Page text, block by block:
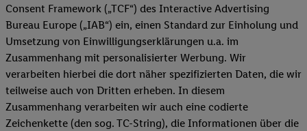
Consent Framework („TCF“) des Interactive Advertising
Bureau Europe („IAB“) ein, einen Standard zur Einholung und
Umsetzung von Einwilligungserklärungen u.a. im
Zusammenhang mit personalisierter Werbung. Wir
verarbeiten hierbei die dort näher spezifizierten Daten, die wir
teilweise auch von Dritten erheben. In diesem
Zusammenhang verarbeiten wir auch eine codierte
Zeichenkette (den sog. TC-String), die Informationen über die